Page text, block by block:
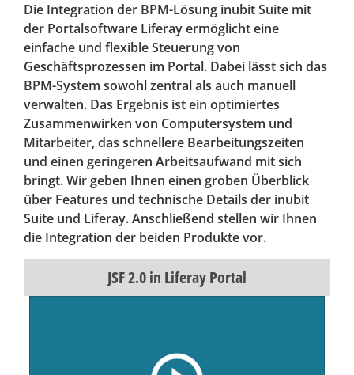
Die Integration der BPM-Lösung inubit Suite mit
der Portalsoftware Liferay ermöglicht eine
einfache und flexible Steuerung von
Geschäftsprozessen im Portal. Dabei lässt sich das
BPM-System sowohl zentral als auch manuell
verwalten. Das Ergebnis ist ein optimiertes
Zusammenwirken von Computersystem und
Mitarbeiter, das schnellere Bearbeitungszeiten
und einen geringeren Arbeitsaufwand mit sich
bringt. Wir geben Ihnen einen groben Überblick
über Features und technische Details der inubit
Suite und Liferay. Anschließend stellen wir Ihnen
die Integration der beiden Produkte vor.
JSF 2.0 in Liferay Portal